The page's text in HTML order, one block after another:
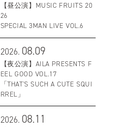
【昼公演】MUSIC FRUITS 20
26
SPECIAL 3MAN LIVE VOL.6
2026. 08.09
【夜公演】AILA PRESENTS F
EEL GOOD VOL.17
「THAT'S SUCH A CUTE SQUI
RREL」
2026. 08.11